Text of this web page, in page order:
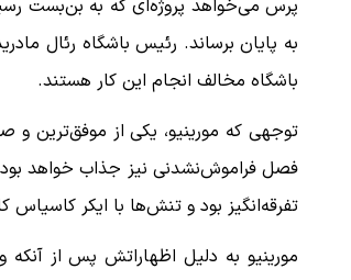
پرس می‌خواهد پروژه‌ای که به بن‌بست
به پایان برساند. رئیس باشگاه رئال
باشگاه مخالف انجام این کار هستند.
توجهی که مورینیو، یکی از موفق‌ترین و
فصل فراموش‌نشدنی نیز جذاب خواهد
تفرقه‌انگیز بود و تنش‌ها با ایکر کاسیاس
مورینیو به دلیل اظهاراتش پس از آنکه